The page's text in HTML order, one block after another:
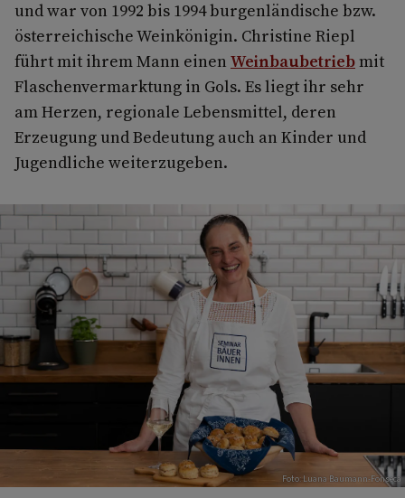
und war von 1992 bis 1994 burgenländische bzw.
österreichische Weinkönigin. Christine Riepl
führt mit ihrem Mann einen Weinbaubetriebmit
Flaschenvermarktung in Gols. Es liegt ihr sehr
am Herzen, regionale Lebensmittel, deren
Erzeugung und Bedeutung auch an Kinder und
Jugendliche weiterzugeben.
Foto: Luana Baumann-Fonseca